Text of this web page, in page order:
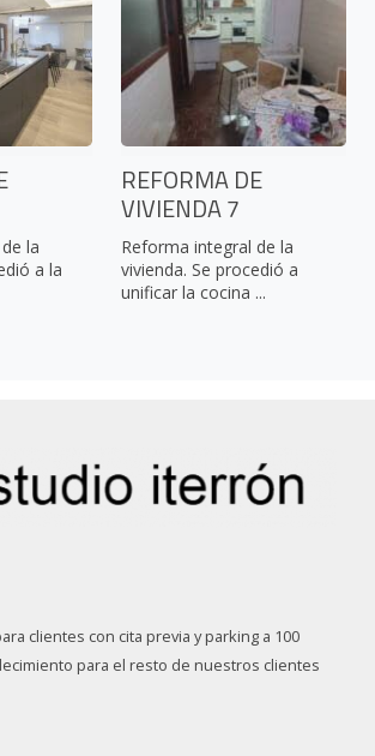
la
a la
REFORMA DE
VIVIENDA 7
Reforma integral de la
vivienda. Se procedió a
unificar la cocina ...
clientes con cita previa y parking a 100
para el resto de nuestros clientes